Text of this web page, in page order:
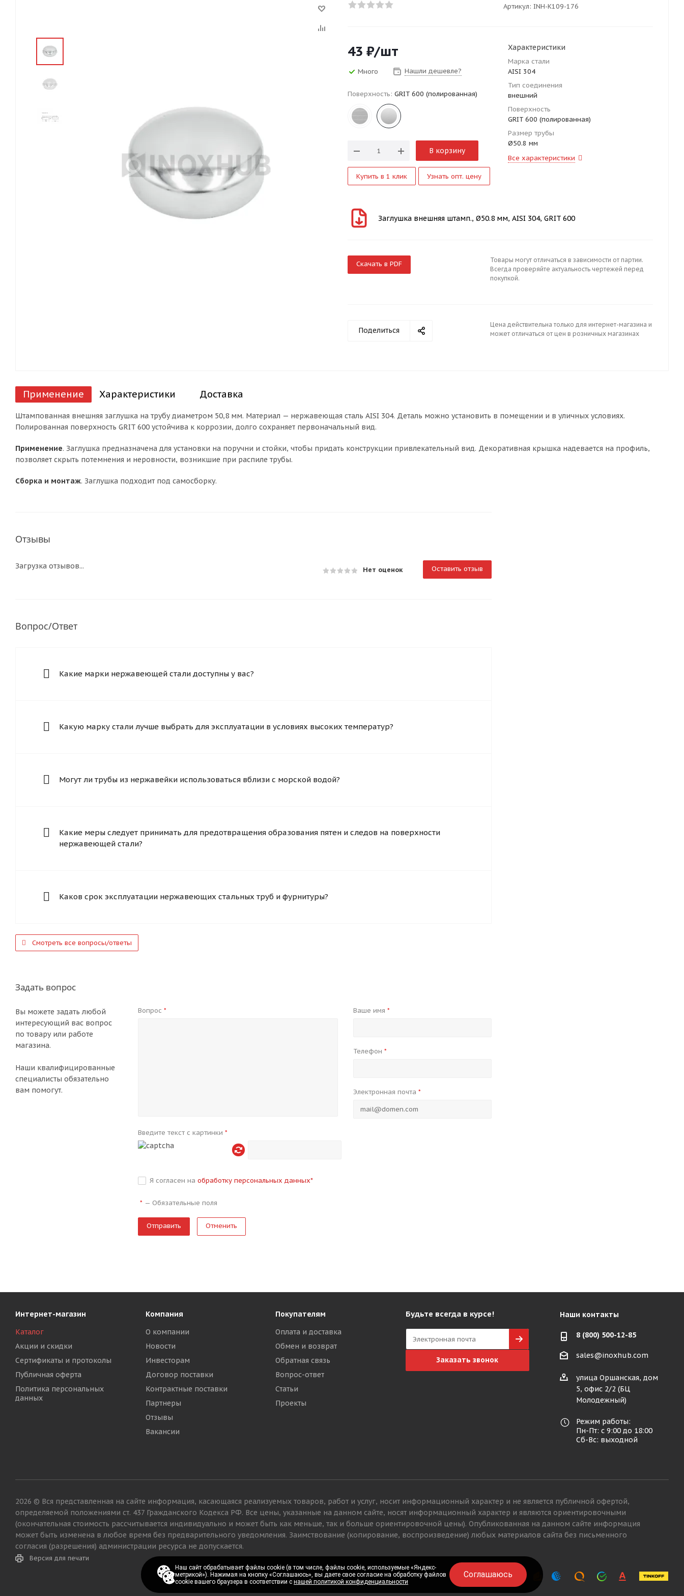
Артикул: INH-K109-176
43 ₽/шт
Много Нашли дешевле?
Поверхность: GRIT 600 (полированная)
В корзину
Купить в 1 клик Узнать опт. цену
Характеристики
Марка стали
AISI 304
Тип соединения
внешний
Поверхность
GRIT 600 (полированная)
Размер трубы
Ø50.8 мм
Все характеристики
Заглушка внешняя штамп., Ø50.8 мм, AISI 304, GRIT 600
Скачать в PDF
Товары могут отличаться в зависимости от партии.
Всегда проверяйте актуальность чертежей перед
покупкой.
Поделиться
Цена действительна только для интернет-магазина и
может отличаться от цен в розничных магазинах
Применение Характеристики Доставка
Штампованная внешняя заглушка на трубу диаметром 50,8 мм. Материал — нержавеющая сталь AISI 304. Деталь можно установить в помещении и в уличных условиях.
Полированная поверхность GRIT 600 устойчива к коррозии, долго сохраняет первоначальный вид.
Применение. Заглушка предназначена для установки на поручни и стойки, чтобы придать конструкции привлекательный вид. Декоративная крышка надевается на профиль,
позволяет скрыть потемнения и неровности, возникшие при распиле трубы.
Сборка и монтаж. Заглушка подходит под самосборку.
Отзывы
Нет оценок Оставить отзыв
Загрузка отзывов...
Вопрос/Ответ
Какие марки нержавеющей стали доступны у вас?
Какую марку стали лучше выбрать для эксплуатации в условиях высоких температур?
Могут ли трубы из нержавейки использоваться вблизи с морской водой?
Какие меры следует принимать для предотвращения образования пятен и следов на поверхности
нержавеющей стали?
Каков срок эксплуатации нержавеющих стальных труб и фурнитуры?
Смотреть все вопросы/ответы
Задать вопрос
Вы можете задать любой
интересующий вас вопрос
по товару или работе
магазина.
Наши квалифицированные
специалисты обязательно
вам помогут.
Вопрос* Ваше имя *
Телефон *
Электронная почта *
Введите текст с картинки*
Я согласен наобработку персональных данных*
* —Обязательные поля
Отменить
Интернет-магазин
Каталог
Акции и скидки
Сертификаты и протоколы
Публичная оферта
Политика персональных
данных
Компания
О компании
Новости
Инвесторам
Договор поставки
Контрактные поставки
Партнеры
Отзывы
Вакансии
Покупателям
Оплата и доставка
Обмен и возврат
Обратная связь
Вопрос-ответ
Статьи
Проекты
Будьте всегда в курсе!
Заказать звонок
Наши контакты
8 (800) 500-12-85
sales@inoxhub.com
улица Оршанская, дом
5, офис 2/2 (БЦ
Молодежный)
Режим работы:
Пн-Пт: с 9:00 до 18:00
Сб-Вс: выходной
2026 © Вся представленная на сайте информация, касающаяся реализуемых товаров, работ и услуг, носит информационный характер и не является публичной офертой,
определяемой положениями ст. 437 Гражданского Кодекса РФ. Все цены, указанные на данном сайте, носят информационный характер и являются ориентировочными
(окончательная стоимость рассчитывается индивидуально и может быть как меньше, так и больше ориентировочной цены). Опубликованная на данном сайте информация
может быть изменена в любое время без предварительного уведомления. Заимствование (копирование, воспроизведение) любых материалов сайта без письменного
согласия (разрешения) администрации ресурса не допускается.
Версия для печати
Наш сайт обрабатывает файлы cookie (в том числе, файлы cookie, используемые «Яндекс-
метрикой»). Нажимая на кнопку «Соглашаюсь», вы даете свое согласие на обработку файлов
cookie вашего браузера в соответствии снашей политикой конфиденциальности
Соглашаюсь
Наш сайт обрабатывает файлы cookie (в том числе, файлы cookie, используемые «Яндекс-
метрикой»). Нажимая на кнопку «Соглашаюсь», вы даете свое согласие на обработку файлов
cookie вашего браузера в соответствии снашей политикой конфиденциальности
Соглашаюсь